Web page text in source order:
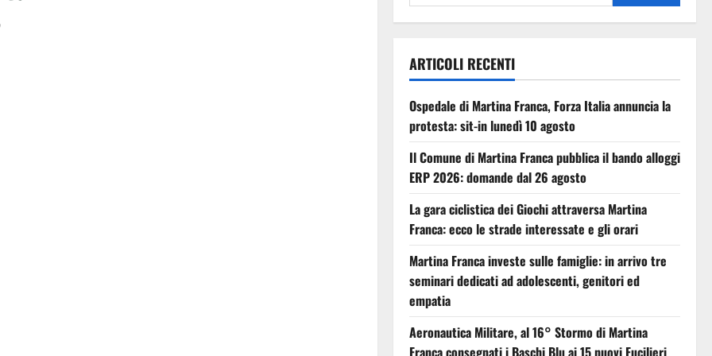
ARTICOLI RECENTI
Ospedale di Martina Franca, Forza Italia annuncia la
protesta: sit-in lunedì 10 agosto
Il Comune di Martina Franca pubblica il bando alloggi
ERP 2026: domande dal 26 agosto
La gara ciclistica dei Giochi attraversa Martina
Franca: ecco le strade interessate e gli orari
Martina Franca investe sulle famiglie: in arrivo tre
seminari dedicati ad adolescenti, genitori ed
empatia
Aeronautica Militare, al 16° Stormo di Martina
Franca consegnati i Baschi Blu ai 15 nuovi Fucilieri